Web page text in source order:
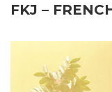
FKJ –